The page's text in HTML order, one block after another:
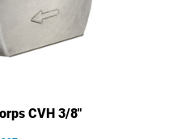
CVH 3/8"